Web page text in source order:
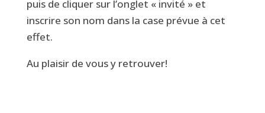
puis de cliquer sur l’onglet « invité » et
inscrire son nom dans la case prévue à cet
effet.
Au plaisir de vous y retrouver!